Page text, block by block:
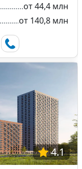
от 44,4 млн
от 140,8 млн
4.1